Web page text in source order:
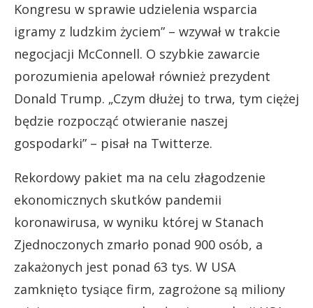
Kongresu w sprawie udzielenia wsparcia
igramy z ludzkim życiem” – wzywał w trakcie
negocjacji McConnell. O szybkie zawarcie
porozumienia apelował również prezydent
Donald Trump. „Czym dłużej to trwa, tym ciężej
będzie rozpocząć otwieranie naszej
gospodarki” – pisał na Twitterze.
Rekordowy pakiet ma na celu złagodzenie
ekonomicznych skutków pandemii
koronawirusa, w wyniku której w Stanach
Zjednoczonych zmarło ponad 900 osób, a
zakażonych jest ponad 63 tys. W USA
zamknięto tysiące firm, zagrożone są miliony